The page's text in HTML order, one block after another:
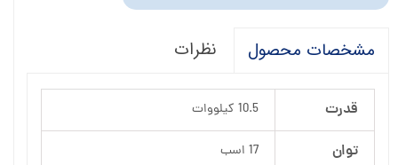
مشخصات محصول نظرات
قدرت 10.5 کیلووات
توان 17 اسب